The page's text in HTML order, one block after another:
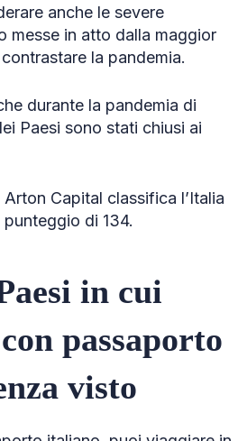
anche le severe
messe in atto dalla maggior
la pandemia.
durante la pandemia di
Paesi sono stati chiusi ai
Capital classifica l’Italia
di 134.
in cui
passaporto
visto